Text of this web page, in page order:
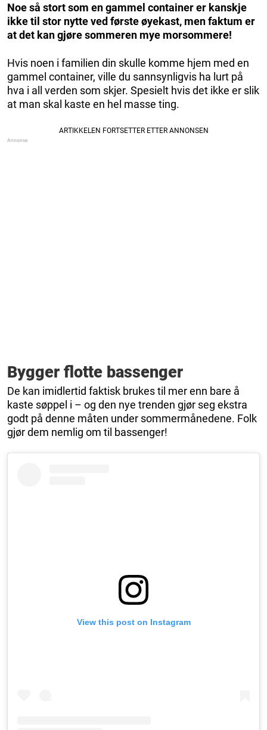
Noe så stort som en gammel container er kanskje
ikke til stor nytte ved første øyekast, men faktum er
at det kan gjøre sommeren mye morsommere!
Hvis noen i familien din skulle komme hjem med en
gammel container, ville du sannsynligvis ha lurt på
hva i all verden som skjer. Spesielt hvis det ikke er slik
at man skal kaste en hel masse ting.
Bygger flotte bassenger
De kan imidlertid faktisk brukes til mer enn bare å
kaste søppel i – og den nye trenden gjør seg ekstra
godt på denne måten under sommermånedene. Folk
gjør dem nemlig om til bassenger!
View this post on Instagram